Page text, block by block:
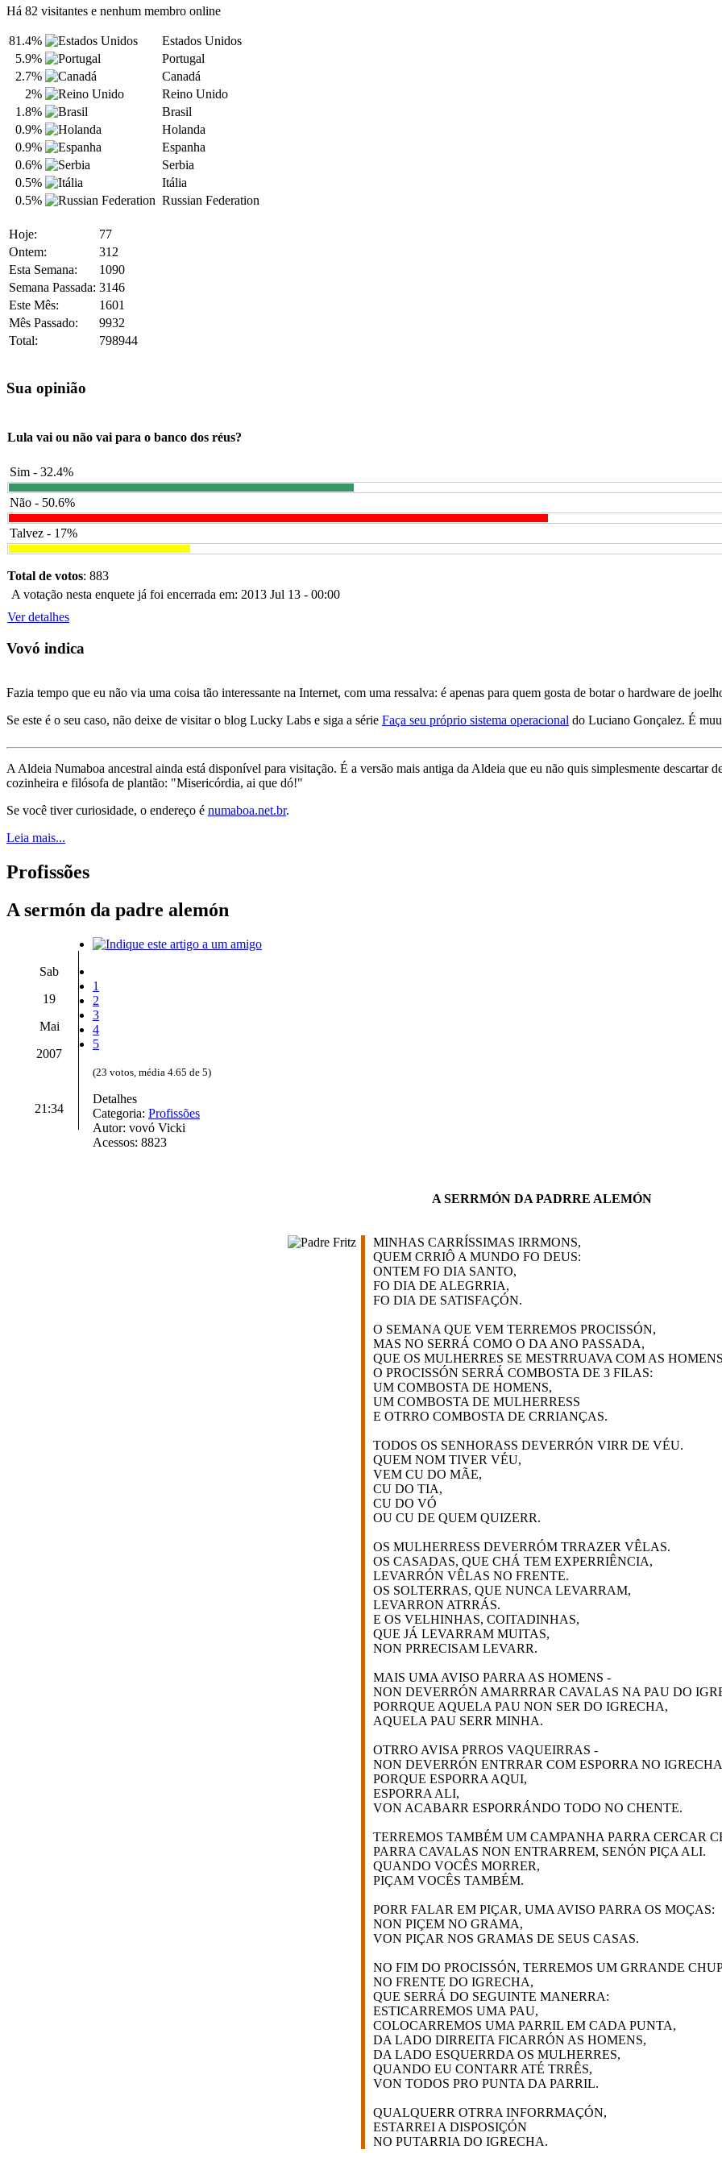
Há 82 visitantes e nenhum membro online
81.4%
Estados Unidos
5.9%
Portugal
2.7%
Canadá
2%
Reino Unido
1.8%
Brasil
0.9%
Holanda
0.9%
Espanha
0.6%
Serbia
0.5%
Itália
0.5%
Russian Federation
Hoje:
77
Ontem:
312
Esta Semana:
1090
Semana Passada: 3146
Este Mês:
1601
Mês Passado:
9932
Total:
798944
Sua opinião
Lula vai ou não vai para o banco dos réus?
Sim - 32.4%
Não - 50.6%
Talvez - 17%
Total de votos: 883
A votação nesta enquete já foi encerrada em: 2013 Jul 13 - 00:00
Ver detalhes
Vovó indica
Fazia tempo que eu não via uma coisa tão interessante na Internet, com uma ressalva: é apenas para quem gosta de botar o hardware de
Se este é o seu caso, não deixe de visitar o blog Lucky Labs e siga a série Faça seu próprio sistema operacional do Luciano Gonçalez. É
A Aldeia Numaboa ancestral ainda está disponível para visitação. É a versão mais antiga da Aldeia que eu não quis simplesmente descartar
cozinheira e filósofa de plantão: "Misericórdia, ai que dó!"
Se você tiver curiosidade, o endereço é numaboa.net.br.
Leia mais...
Profissões
A sermón da padre alemón
Sab
19
Mai
2007
21:34
1
2
3
4
5
(23 votos, média 4.65 de 5)
Detalhes
Categoria: Profissões
Autor: vovó Vicki
Acessos: 8823
A SERRMÓN DA PADRRE ALEMÓN
MINHAS CARRÍSSIMAS IRRMONS,
QUEM CRRIÔ A MUNDO FO DEUS:
ONTEM FO DIA SANTO,
FO DIA DE ALEGRRIA,
FO DIA DE SATISFAÇÓN.
O SEMANA QUE VEM TERREMOS PROCISSÓN,
MAS NO SERRÁ COMO O DA ANO PASSADA,
QUE OS MULHERRES SE MESTRRUAVA COM AS
O PROCISSÓN SERRÁ COMBOSTA DE 3 FILAS:
UM COMBOSTA DE HOMENS,
UM COMBOSTA DE MULHERRESS
E OTRRO COMBOSTA DE CRRIANÇAS.
TODOS OS SENHORASS DEVERRÓN VIRR DE VÉU.
QUEM NOM TIVER VÉU,
VEM CU DO MÃE,
CU DO TIA,
CU DO VÓ
OU CU DE QUEM QUIZERR.
OS MULHERRESS DEVERRÓM TRRAZER VÊLAS.
OS CASADAS, QUE CHÁ TEM EXPERRIÊNCIA,
LEVARRÓN VÊLAS NO FRENTE.
OS SOLTERRAS, QUE NUNCA LEVARRAM,
LEVARRON ATRRÁS.
E OS VELHINHAS, COITADINHAS,
QUE JÁ LEVARRAM MUITAS,
NON PRRECISAM LEVARR.
MAIS UMA AVISO PARRA AS HOMENS -
NON DEVERRÓN AMARRRAR CAVALAS NA PAU DO
PORRQUE AQUELA PAU NON SER DO IGRECHA,
AQUELA PAU SERR MINHA.
OTRRO AVISA PRROS VAQUEIRRAS -
NON DEVERRÓN ENTRRAR COM ESPORRA NO
PORQUE ESPORRA AQUI,
ESPORRA ALI,
VON ACABARR ESPORRÁNDO TODO NO CHENTE.
TERREMOS TAMBÉM UM CAMPANHA PARRA CERCAR
PARRA CAVALAS NON ENTRARREM, SENÓN PIÇA ALI.
QUANDO VOCÊS MORRER,
PIÇAM VOCÊS TAMBÉM.
PORR FALAR EM PIÇAR, UMA AVISO PARRA OS MOÇAS:
NON PIÇEM NO GRAMA,
VON PIÇAR NOS GRAMAS DE SEUS CASAS.
NO FIM DO PROCISSÓN, TERREMOS UM GRRANDE
NO FRENTE DO IGRECHA,
QUE SERRÁ DO SEGUINTE MANERRA:
ESTICARREMOS UMA PAU,
COLOCARREMOS UMA PARRIL EM CADA PUNTA,
DA LADO DIRREITA FICARRÓN AS HOMENS,
DA LADO ESQUERRDA OS MULHERRES,
QUANDO EU CONTARR ATÉ TRRÊS,
VON TODOS PRO PUNTA DA PARRIL.
QUALQUERR OTRRA INFORRMAÇÓN,
ESTARREI A DISPOSIÇÓN
NO PUTARRIA DO IGRECHA.